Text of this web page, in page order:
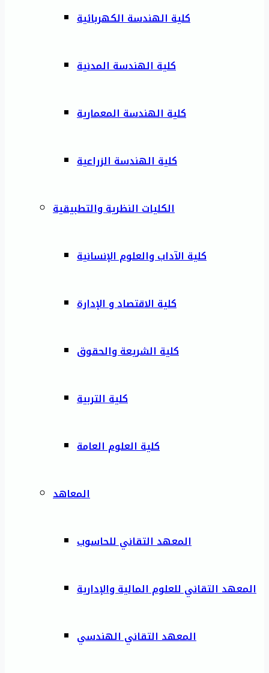
كلية الهندسة الكهربائية
كلية الهندسة المدنية
كلية الهندسة المعمارية
كلية الهندسة الزراعية
الكليات النظرية والتطبيقية
كلية الآداب والعلوم الإنسانية
كلية الاقتصاد و الإدارة
كلية الشريعة والحقوق
كلية التربية
كلية العلوم العامة
المعاهد
المعهد التقاني للحاسوب
المعهد التقاني للعلوم المالية والإدارية
المعهد التقاني الهندسي